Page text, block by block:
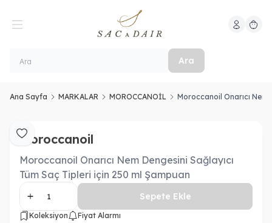
Ara
Hesabım
Ana Sayfa MARKALAR MOROCCANOİL Moroccanoil Onarıcı
Favoriye Ekle
Moroccanoil
Moroccanoil Onarıcı Nem Dengesini Sağlayıcı
Tüm Saç Tipleri için 250 ml Şampuan
Sepete Ekle
Koleksiyon Fiyat Alarmı